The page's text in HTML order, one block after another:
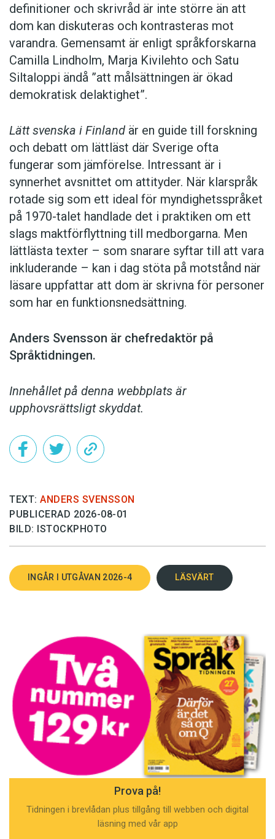
definitioner och skrivråd är inte större än att
dom kan diskuteras och kontrasteras mot
varandra. Gemensamt är enligt språkforskarna
Camilla Lindholm, Marja Kivilehto och Satu
Siltaloppi ändå ”att målsättningen är ökad
demokratisk delaktighet”.
Lätt svenska i Finland är en guide till forskning
och debatt om lättläst där ­Sverige ofta
fungerar som jämförelse. ­Intressant är i
synnerhet ­avsnittet om attityder. När klar­språk
rotade sig som ett ideal för myndighetsspråket
på 1970-talet handlade det i praktiken om ett
slags maktförflyttning till medborgarna. Men
lättlästa texter – som snarare syftar till att vara
inkluderande – kan i dag stöta på motstånd när
läsare uppfattar att dom är skrivna för personer
som har en funktionsnedsättning.
Anders Svensson är chefredaktör på
Språktidningen.
Innehållet på denna webbplats är
upphovsrättsligt skyddat.
TEXT: ANDERS SVENSSON
PUBLICERAD 2026-08-01
BILD: ISTOCKPHOTO
INGÅR I UTGÅVAN 2026-4 LÄSVÄRT
Prova på!
Tidningen i brevlådan plus tillgång till webben och digital
läsning med vår app